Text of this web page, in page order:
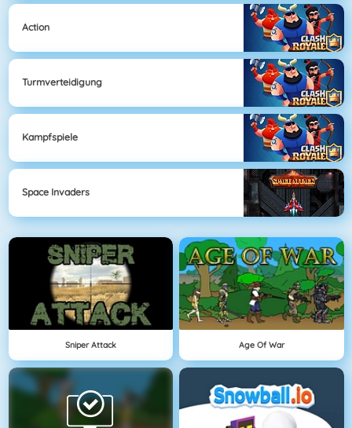
Action
Turmverteidigung
Kampfspiele
Space Invaders
Sniper Attack Age Of War